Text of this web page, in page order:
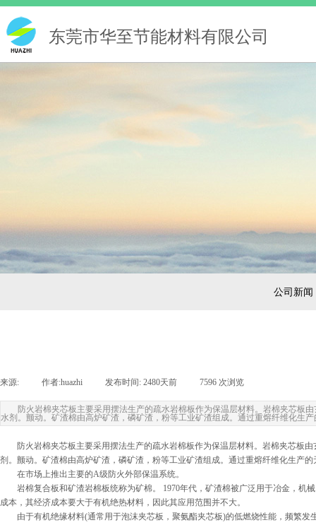
东莞市华至节能材料有限公司
公司新闻
来源: 作者:huazhi 发布时间: 2480天前 7596 次浏览
防火岩棉夹芯板主要采用摆法生产的疏水岩棉板作为保温层材料。岩棉夹芯板
水剂。颤动。矿渣棉由高炉矿渣，磷矿渣，粉等工业矿渣组成。通过重熔纤维化生
防火岩棉夹芯板主要采用摆法生产的疏水岩棉板作为保温层材料。岩棉夹芯板由
剂。颤动。矿渣棉由高炉矿渣，磷矿渣，粉等工业矿渣组成。通过重熔纤维化生产
在市场上推出主要的A级防火外部保温系统。
岩棉复合板和矿渣岩棉板统称为矿棉。 1970年代，矿渣棉被广泛用于冶金，机
成本，其经济成本要大于有机绝热材料，因此其应用范围并不大。
由于有机绝缘材料(通常用于泡沫夹芯板，聚氨酯夹芯板)的低燃烧性能，频繁发